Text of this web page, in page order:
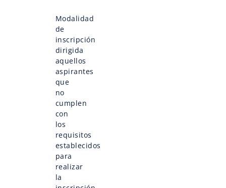
Modalidad
de
inscripción
dirigida
aquellos
aspirantes
que
no
cumplen
con
los
requisitos
establecidos
para
realizar
la